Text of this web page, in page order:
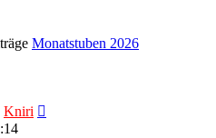
Monatstuben 2026
Kniri